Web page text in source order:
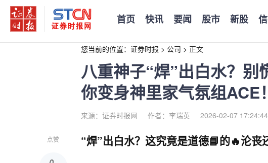
首页 快讯 要闻 股市 新股
您当前的位置： 证券时报 > 公司 > 正文
八重神子“焊”出白水？
你变身神里家气氛组ACE！
来源：证券时报网 作者：李瑞英 2026-02-07 17:24:44
点赞 “焊”出白水？这究竟是道德📘的🔥沦丧